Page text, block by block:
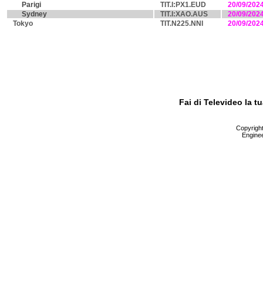
Parigi
TIT.I:PX1.EUD
20/09/
Sydney
TIT.I:XAO.AUS
20/09/
Tokyo
TIT.N225.NNI 20/09/
Fai di Televideo la